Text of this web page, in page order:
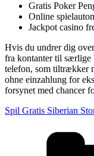
Gratis Poker
Online
Jackpot casino
Hvis du undrer dig
fra kontanter til særlige
telefon, som tiltrækker
ohne einzahlung for
forsynet med chancer
Spil Gratis Siberian